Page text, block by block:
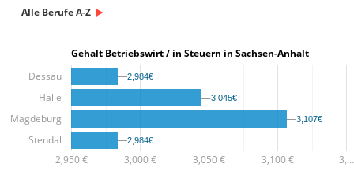
Alle Berufe A-Z
Gehalt Betriebswirt / in Steuern in Sachsen-Anhalt
2,950 € 3,000 € 3,050 € 3,100 € 3,…
Dessau
Halle
Magdeburg
Stendal
2,984€
2,984€
3,045€
3,045€
3,107€
3,107€
2,984€
2,984€